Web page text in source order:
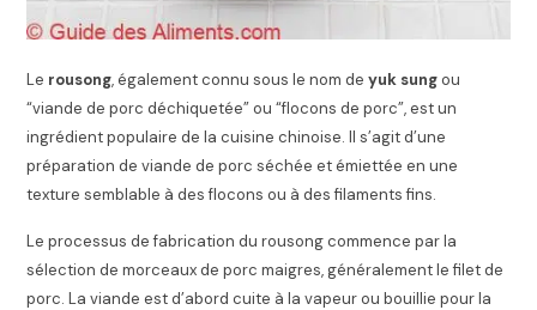
Le rousong, également connu sous le nom deyuk sungou
“viande de porc déchiquetée” ou “flocons de porc”, est un
ingrédient populaire de la cuisine chinoise. Il s’agit d’une
préparation de viande de porc séchée et émiettée en une
texture semblable à des flocons ou à des filaments fins.
Le processus de fabrication du rousong commence par la
sélection de morceaux de porc maigres, généralement le filet de
porc. La viande est d’abord cuite à la vapeur ou bouillie pour la